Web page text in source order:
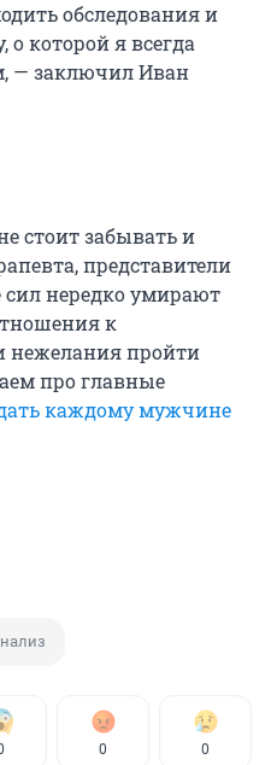
обследования и
которой я всегда
— заключил Иван
стоит забывать и
представители
сил нередко умирают
к
нежелания пройти
про главные
каждому мужчине
0 0